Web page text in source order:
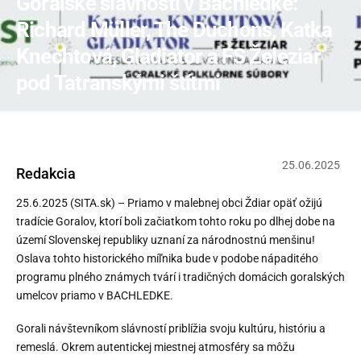
Richard Müller, The Duchons, Katka
Knechtová, Gladiator a FS Železiar
pod Tatranskými štítmi
Redakcia 25.06.2025
25.6.2025 (SITA.sk) – Priamo v malebnej obci Ždiar opäť ožijú
tradície Goralov, ktorí boli začiatkom tohto roku po dlhej dobe na
území Slovenskej republiky uznaní za národnostnú menšinu!
Oslava tohto historického míľnika bude v podobe nápaditého
programu plného známych tvárí i tradičných domácich goralských
umelcov priamo v BACHLEDKE.
Gorali návštevníkom slávností priblížia svoju kultúru, históriu a
remeslá. Okrem autentickej miestnej atmosféry sa môžu